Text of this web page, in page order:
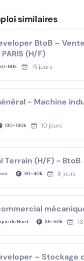
similaires
BtoB – Vente
(H/F)
-60k 15 jours
- Machine
130-180k 10 jours
Terrain (H/F) - BtoB
30-40k 8 jours
du Nord 35-50k
– Stockage